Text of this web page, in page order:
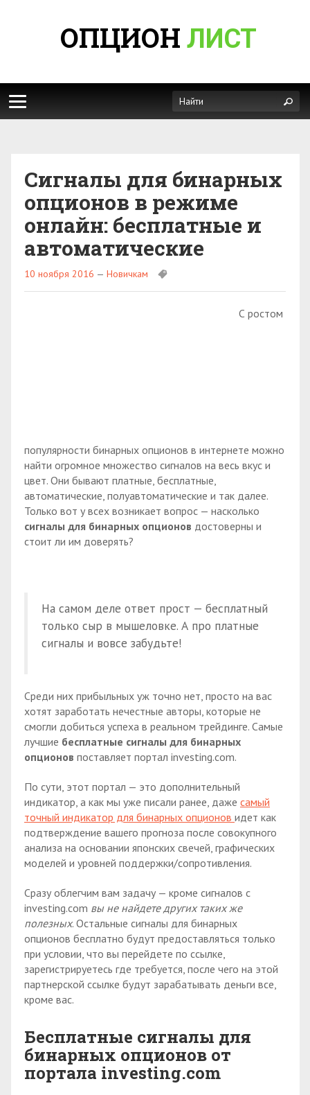
ОПЦИОН ЛИСТ
Сигналы для бинарных
опционов в режиме
онлайн: бесплатные и
автоматические
10 ноября 2016 — Новичкам
С ростом
популярности бинарных опционов в интернете можно
найти огромное множество сигналов на весь вкус и
цвет. Они бывают платные, бесплатные,
автоматические, полуавтоматические и так далее.
Только вот у всех возникает вопрос — насколько
сигналы для бинарных опционов достоверны и
стоит ли им доверять?
На самом деле ответ прост — бесплатный
только сыр в мышеловке. А про платные
сигналы и вовсе забудьте!
Среди них прибыльных уж точно нет, просто на вас
хотят заработать нечестные авторы, которые не
смогли добиться успеха в реальном трейдинге. Самые
лучшие бесплатные сигналы для бинарных
опционов поставляет портал investing.com.
По сути, этот портал — это дополнительный
индикатор, а как мы уже писали ранее, даже самый
точный индикатор для бинарных опционов идет как
подтверждение вашего прогноза после совокупного
анализа на основании японских свечей, графических
моделей и уровней поддержки/сопротивления.
Сразу облегчим вам задачу — кроме сигналов с
investing.com вы не найдете других таких же
полезных. Остальные сигналы для бинарных
опционов бесплатно будут предоставляться только
при условии, что вы перейдете по ссылке,
зарегистрируетесь где требуется, после чего на этой
партнерской ссылке будут зарабатывать деньги все,
кроме вас.
Бесплатные сигналы для
бинарных опционов от
портала investing.com